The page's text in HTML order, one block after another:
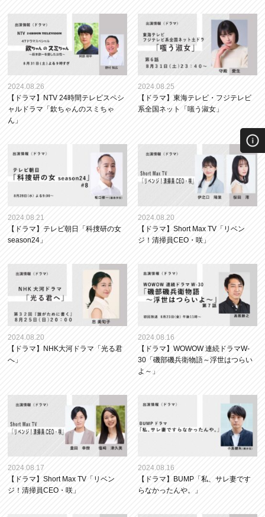
2024.08.26
【ドラマ】NTV 24時間テレビスペシ
ャルドラマ「欽ちゃんのスミちゃ
ん」
2024.08.25
【ドラマ】東海テレビ・フジテレビ
系全国ネット「嗤う淑女」
2024.08.21
【ドラマ】テレビ朝日「科捜研の女
season24」
2024.08.20
【ドラマ】Short Max TV「リベン
ジ！清掃員CEO・咲」
2024.08.20
【ドラマ】NHK大河ドラマ「光る君
へ」
2024.08.16
【ドラマ】WOWOW 連続ドラマW-
30「磯部磯兵衛物語～浮世はつらい
よ～」
2024.08.17
【ドラマ】Short Max TV「リベン
ジ！清掃員CEO・咲」
2024.08.16
【ドラマ】BUMP「私、サレ妻です
らなかったんや。」